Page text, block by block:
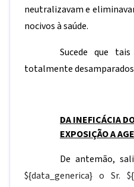
neutralizavam e
nocivos à saúde.
Sucede que
totalmente desamparados.
DA INEFICÁCIA
EXPOSIÇÃO A
De antemão,
${data_generica} o Sr.